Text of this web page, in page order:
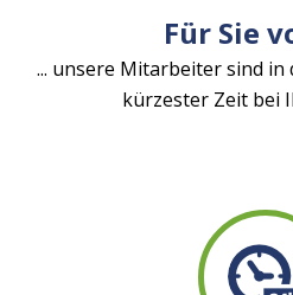
Für Sie
... unsere Mitarbeiter sind in
kürzester Zeit bei